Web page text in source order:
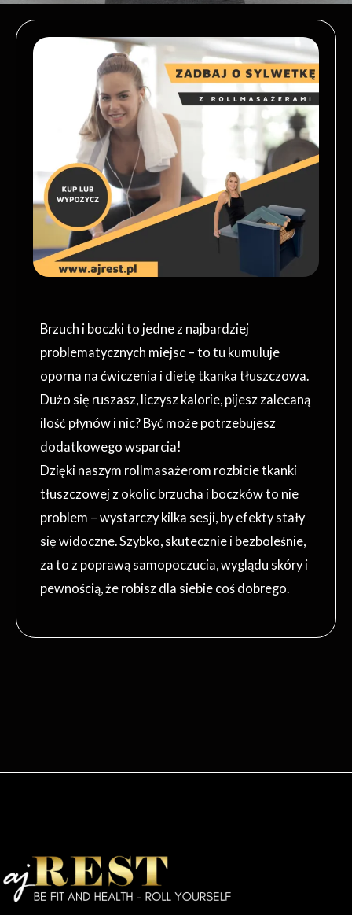
Brzuch i boczki to jedne z najbardziej
problematycznych miejsc – to tu kumuluje
oporna na ćwiczenia i dietę tkanka tłuszczowa.
Dużo się ruszasz, liczysz kalorie, pijesz zalecaną
ilość płynów i nic? Być może potrzebujesz
dodatkowego wsparcia!
Dzięki naszym rollmasażerom rozbicie tkanki
tłuszczowej z okolic brzucha i boczków to nie
problem – wystarczy kilka sesji, by efekty stały
się widoczne. Szybko, skutecznie i bezboleśnie,
za to z poprawą samopoczucia, wyglądu skóry i
pewnością, że robisz dla siebie coś dobrego.